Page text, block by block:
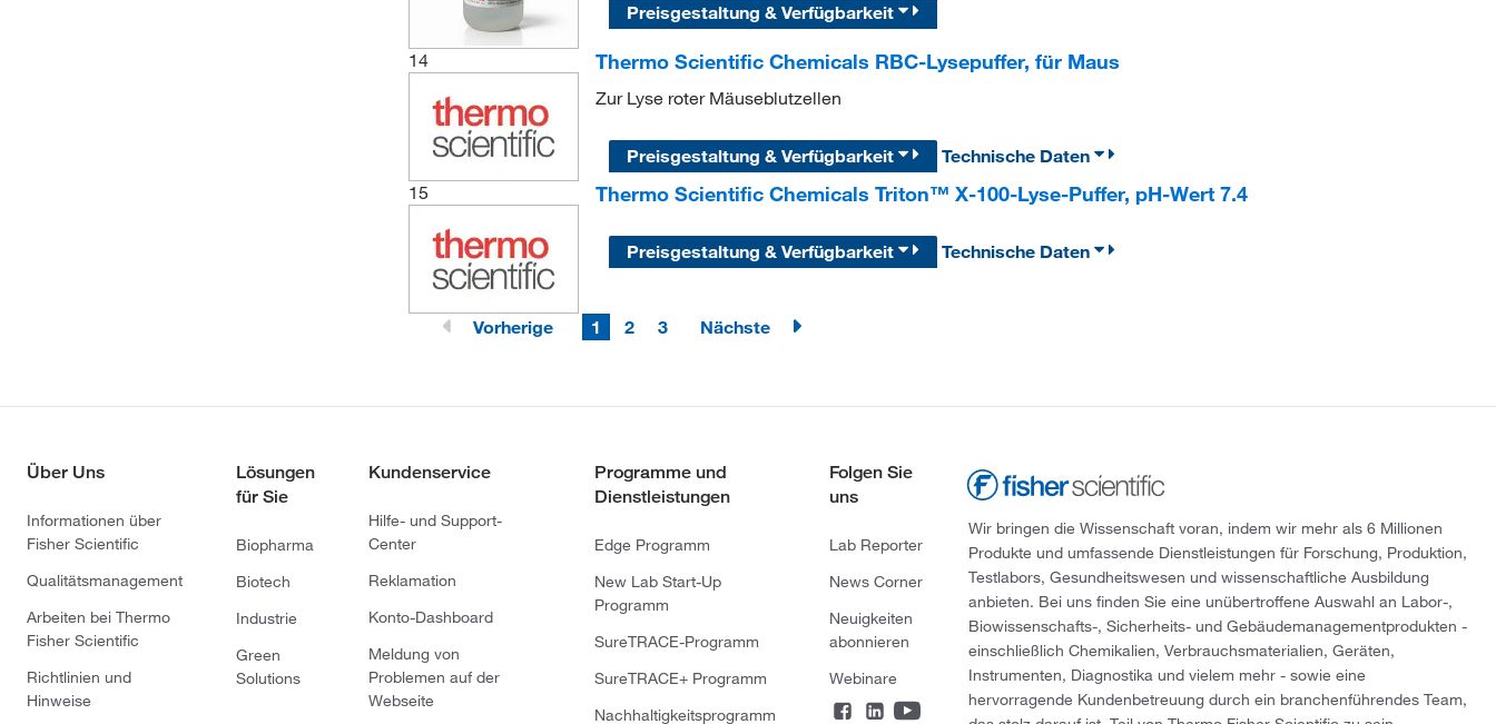
Preisgestaltung & Verfügbarkeit
14 Thermo Scientific Chemicals RBC-Lysepuffer, für Maus
Zur Lyse roter Mäuseblutzellen
Preisgestaltung & Verfügbarkeit
Technische Daten
15
Thermo Scientific Chemicals Triton™ X-100-Lyse-Puffer, pH-Wert 7.4
Preisgestaltung & Verfügbarkeit Technische Daten
Vorherige 1 2 3 Nächste
Über Uns
Informationen über
Fisher Scientific
Qualitätsmanagement
Arbeiten bei Thermo
Fisher Scientific
Richtlinien und
Hinweise
Lösungen
für Sie
Biopharma
Biotech
Industrie
Green
Solutions
Kundenservice
Hilfe- und Support-
Center
Reklamation
Konto-Dashboard
Meldung von
Problemen auf der
Webseite
Programme und
Dienstleistungen
Edge Programm
New Lab Start-Up
Programm
SureTRACE-Programm
SureTRACE+ Programm
Nachhaltigkeitsprogramm
Folgen Sie
uns
Lab Reporter
News Corner
Neuigkeiten
abonnieren
Webinare
Wir bringen die Wissenschaft voran, indem wir mehr als 6 Millionen
Produkte und umfassende Dienstleistungen für Forschung, Produktion,
Testlabors, Gesundheitswesen und wissenschaftliche Ausbildung
anbieten. Bei uns finden Sie eine unübertroffene Auswahl an Labor-,
Biowissenschafts-, Sicherheits- und Gebäudemanagementprodukten -
einschließlich Chemikalien, Verbrauchsmaterialien, Geräten,
Instrumenten, Diagnostika und vielem mehr - sowie eine
hervorragende Kundenbetreuung durch ein branchenführendes Team,